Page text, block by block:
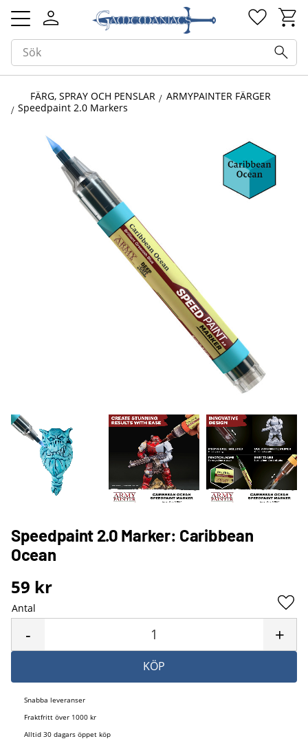
Meny
FÄRG, SPRAY OCH PENSLAR
ARMYPAINTER FÄRGER
Speedpaint 2.0 Markers
Speedpaint 2.0 Marker: Caribbean
Ocean
59 kr
Antal
+
-
KÖP
Snabba leveranser
Fraktfritt över 1000 kr
Alltid 30 dagars öppet köp